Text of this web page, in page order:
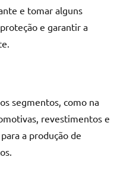
e tomar alguns
e garantir a
segmentos, como na
revestimentos e
a produção de